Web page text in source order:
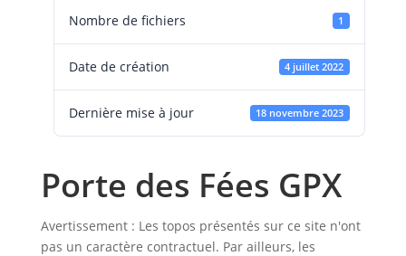
Nombre de fichiers 1
Date de création 4 juillet 2022
Dernière mise à jour 18 novembre 2023
Porte des Fées GPX
Avertissement : Les topos présentés sur ce site n'ont
pas un caractère contractuel. Par ailleurs, les